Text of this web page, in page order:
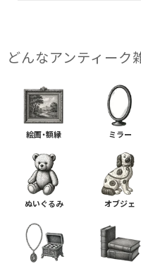
どんな​アンティーク
絵画・額縁 ミラー
ぬいぐるみ オブジェ